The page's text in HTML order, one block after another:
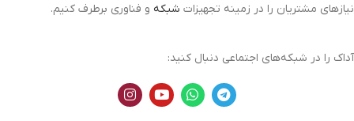
نیازهای مشتریان را در زمینه تجهیزات شبکه و فناوری برطرف کنیم.
آداک را در شبکه‌های اجتماعی دنبال کنید: